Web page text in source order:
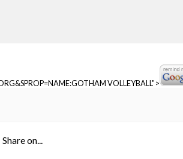
VOLLEYBALL">
Share on...